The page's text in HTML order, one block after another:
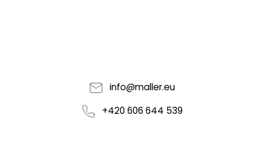
info@maller.eu
+420 606 644 539